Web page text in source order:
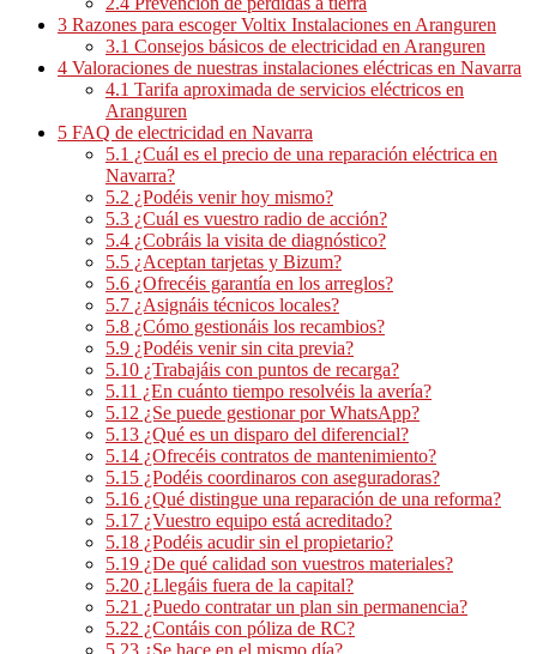
3 Razones para escoger Voltix Instalaciones en Aranguren
3.1 Consejos básicos de electricidad en Aranguren
4 Valoraciones de nuestras instalaciones eléctricas en Navarra
4.1 Tarifa aproximada de servicios eléctricos en
Aranguren
5 FAQ de electricidad en Navarra
5.1 ¿Cuál es el precio de una reparación eléctrica en
Navarra?
5.2 ¿Podéis venir hoy mismo?
5.3 ¿Cuál es vuestro radio de acción?
5.4 ¿Cobráis la visita de diagnóstico?
5.5 ¿Aceptan tarjetas y Bizum?
5.6 ¿Ofrecéis garantía en los arreglos?
5.7 ¿Asignáis técnicos locales?
5.8 ¿Cómo gestionáis los recambios?
5.9 ¿Podéis venir sin cita previa?
5.10 ¿Trabajáis con puntos de recarga?
5.11 ¿En cuánto tiempo resolvéis la avería?
5.12 ¿Se puede gestionar por WhatsApp?
5.13 ¿Qué es un disparo del diferencial?
5.14 ¿Ofrecéis contratos de mantenimiento?
5.15 ¿Podéis coordinaros con aseguradoras?
5.16 ¿Qué distingue una reparación de una reforma?
5.17 ¿Vuestro equipo está acreditado?
5.18 ¿Podéis acudir sin el propietario?
5.19 ¿De qué calidad son vuestros materiales?
5.20 ¿Llegáis fuera de la capital?
5.21 ¿Puedo contratar un plan sin permanencia?
5.22 ¿Contáis con póliza de RC?
5.23 ¿Se hace en el mismo día?